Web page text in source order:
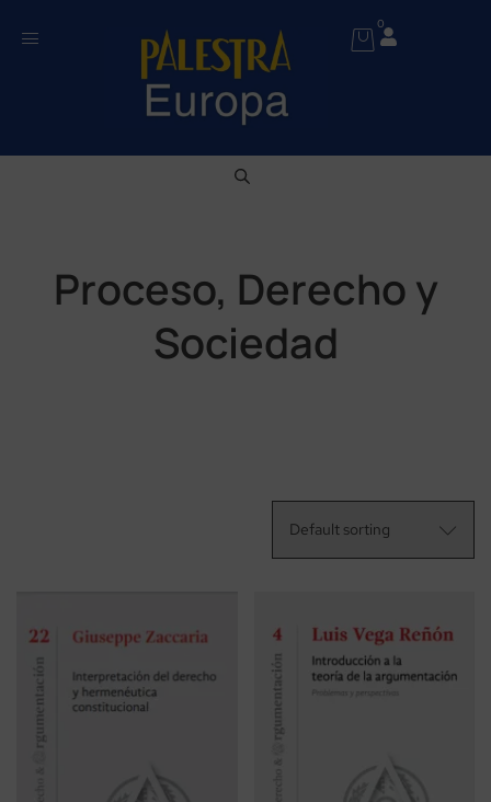
0
Proceso, Derecho y
Sociedad